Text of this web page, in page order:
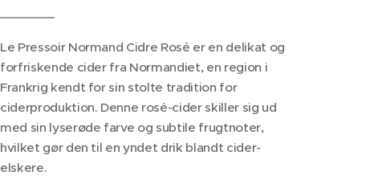
Le Pressoir Normand Cidre Rosé er en delikat og
forfriskende cider fra Normandiet, en region i
Frankrig kendt for sin stolte tradition for
ciderproduktion. Denne rosé-cider skiller sig ud
med sin lyserøde farve og subtile frugtnoter,
hvilket gør den til en yndet drik blandt cider-
elskere.